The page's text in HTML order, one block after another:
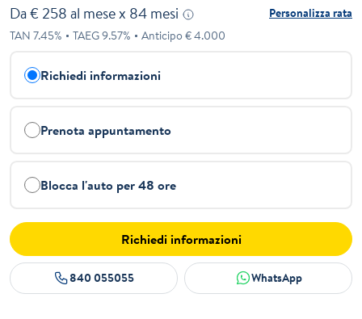
Da € 258 al mese x 84 mesi
Personalizza rata
TAN 7.45% TAEG9.57% Anticipo €4.000
Richiedi informazioni
Prenota appuntamento
Blocca l'auto per 48 ore
Richiedi informazioni
840 055055 WhatsApp